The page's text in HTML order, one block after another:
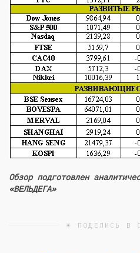
Обзор подготовлен
«ВЕЛЬДЕГА»
☀ ПОДЕЛИСЬ В